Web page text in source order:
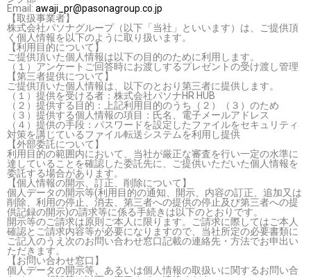
Email: awaji_pr@pasonagroup.co.jp
【取扱事業者】
株式会社パソナグループ（以下「当社」といいます）は、ご提供頂
く個人情報を以下のように取り扱います。
【利用目的について】
ご提供頂いた個人情報は以下の目的のために利用します。
（１）アンケートご回答時にお渡しするプレゼントの受け渡し管理
【第三者提供について】
ご提供頂いた個人情報は、以下のとおり第三者に提供します。
（１）提供を受ける者：株式会社パソナHR HUB
（２）提供する目的：上記利用目的のうち（２）（３）のため
（３）提供する個人情報の項目：氏名、電子メールアドレス
（４）提供の手段：パスワードを設定したファイルをセキュリティ
対策を講じているファイル転送システムを利用し提供
【外部委託について】
利用目的の範囲内において、当社が厳正な審査を行い一定の水準に
達していることを確認した委託先に、ご提供いただいた個人情報を
委託する場合があります。
【個人情報の開示、訂正、削除について】
個人データの開示等(利用目的の通知、開示、内容の訂正、追加又は
削除、利用の停止、消去、第三者への提供の停止及び第三者への提
供記録の開示)の請求等に係る手続きは以下のとおりです。
開示等のご請求は原則ご本人に限ります。ご請求に際してはご本人
確認とご請求内容等が必要になりますので、当社所定の必要書類に
ご記入のうえ次のお問い合わせ窓口記載の連絡先・方法でお申出い
ただきます。
【お問い合わせ窓口】
個人データの開示等、あるいは個人情報の取扱いに関するお問い合